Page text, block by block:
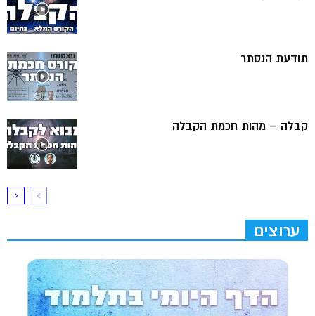
תודעת הנסתר
קבלה – מהות חכמת הקבלה
ערוצים